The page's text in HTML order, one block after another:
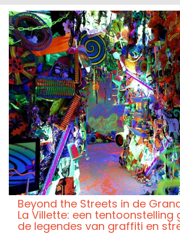
Beyond the Streets in de
La Villette: een tentoonstelling
de legendes van graffiti en